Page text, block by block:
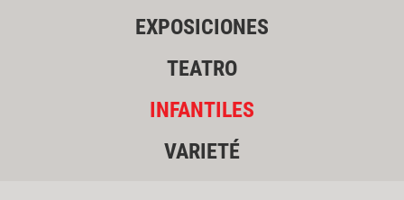
EXPOSICIONES
TEATRO
INFANTILES
VARIETÉ